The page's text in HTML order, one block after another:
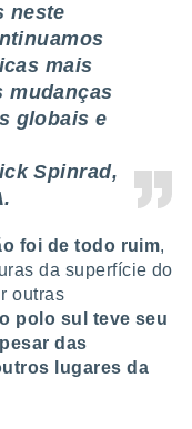
neste
mais
mudanças
globais e
Spinrad,
foi de todo ruim,
da superfície do
outras
o polo sul teve seu
das
lugares da